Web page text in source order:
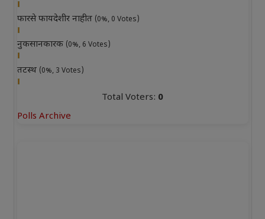
फारसे फायदेशीर नाहीत (0%, 0 Votes)
नुकसानकारक (0%, 6 Votes)
तटस्थ (0%, 3 Votes)
Total Voters: 0
Polls Archive